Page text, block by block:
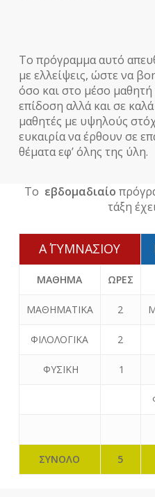
Το πρόγραμμα αυτό
με ελλείψεις, ώστε να
όσο και στο μέσο μαθητή
επίδοση αλλά και σε
μαθητές με υψηλούς
ευκαιρία να έρθουν σε
θέματα εφ’ όλης της ύλη.
Το εβδομαδιαίο
τάξη
Α΄ ΓΥΜΝΑΣΙΟΥ
ΜΑΘΗΜΑ ΩΡΕΣ
ΜΑΘΗΜΑΤΙΚΑ 2
ΦΙΛΟΛΟΓΙΚΑ 2
ΦΥΣΙΚΗ 1
ΣΥΝΟΛΟ 5